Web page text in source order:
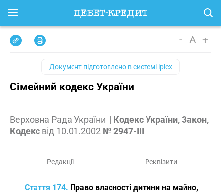
- A +
Документ підготовлено всистемі iplex
Сімейний кодекс України
Верховна Рада України | Кодекс України, Закон,
Кодекс від 10.01.2002 № 2947-III
Редакції Реквізити
Стаття 174. Право власності дитини на майно,